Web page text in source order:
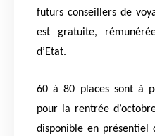
futurs conseillers de
est gratuite,
d’Etat.
60 à 80 places sont à
pour la rentrée
disponible en présentiel